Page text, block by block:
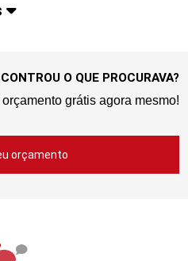
O QUE PROCURAVA?
grátis agora mesmo!
orçamento